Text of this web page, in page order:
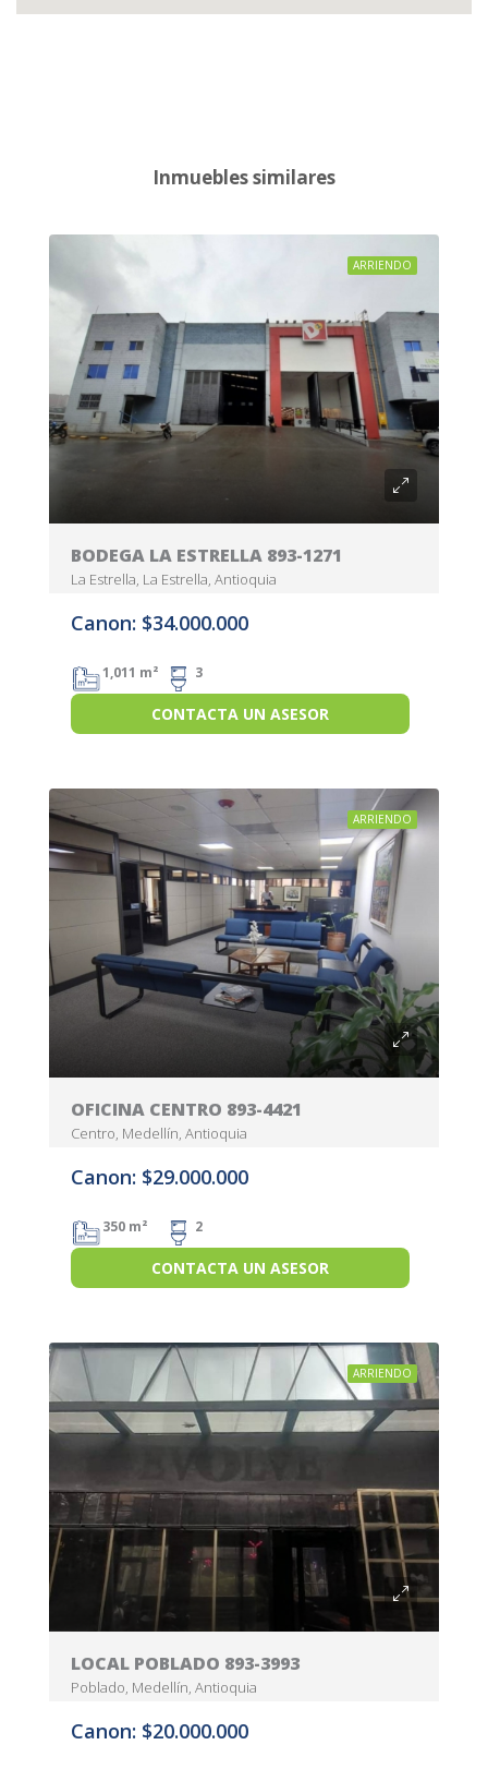
Inmuebles similares
ARRIENDO
BODEGA LA ESTRELLA 893-1271
La Estrella, La Estrella, Antioquia
Canon: $34.000.000
1,011 m² 3
CONTACTA UN ASESOR
ARRIENDO
OFICINA CENTRO 893-4421
Centro, Medellín, Antioquia
Canon: $29.000.000
350 m² 2
CONTACTA UN ASESOR
ARRIENDO
LOCAL POBLADO 893-3993
Poblado, Medellín, Antioquia
Canon: $20.000.000